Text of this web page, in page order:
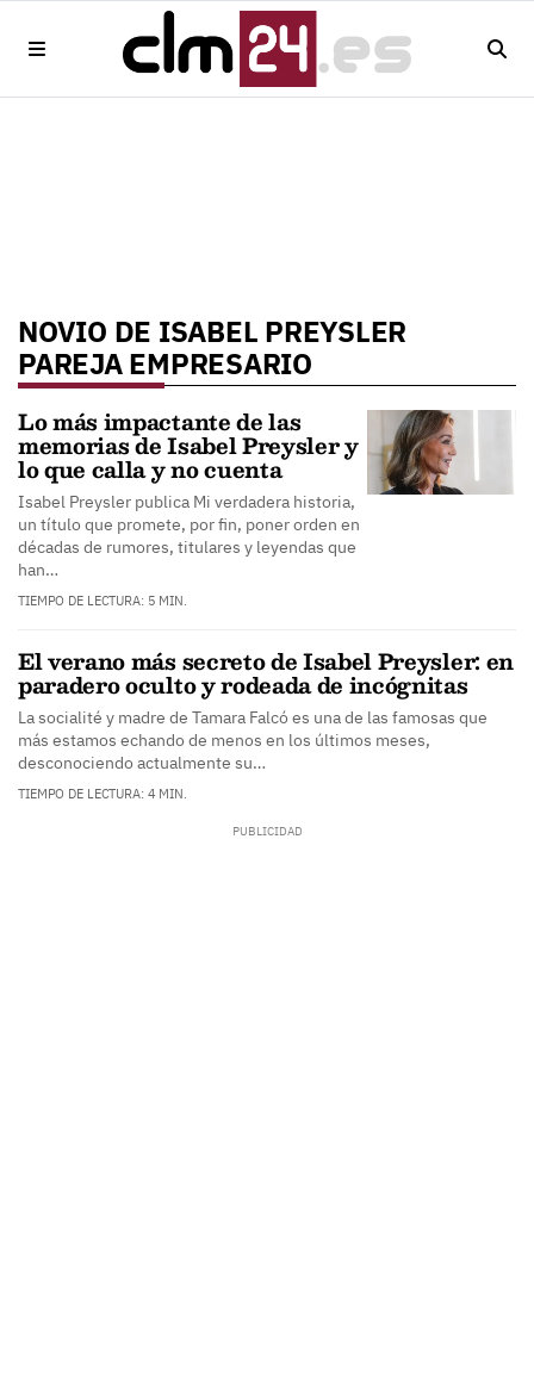
NOVIO DE ISABEL PREYSLER
PAREJA EMPRESARIO
Lo más impactante de las
memorias de Isabel Preysler y
lo que calla y no cuenta
Isabel Preysler publica Mi verdadera historia,
un título que promete, por fin, poner orden en
décadas de rumores, titulares y leyendas que
han…
TIEMPO DE LECTURA: 5 MIN.
El verano más secreto de Isabel Preysler: en
paradero oculto y rodeada de incógnitas
La socialité y madre de Tamara Falcó es una de las famosas que
más estamos echando de menos en los últimos meses,
desconociendo actualmente su…
TIEMPO DE LECTURA: 4 MIN.